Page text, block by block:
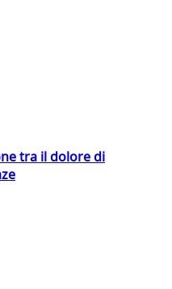
tra il dolore di